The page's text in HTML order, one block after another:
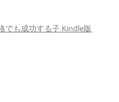
でも成功する子 Kindle版